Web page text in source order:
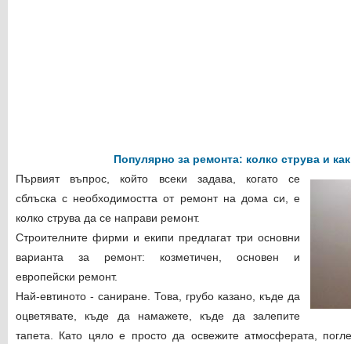
Популярно за ремонта: колко струва и
Първият въпрос, който всеки задава, когато се
сблъска с необходимостта от ремонт на дома си, е
колко струва да се направи ремонт.
Строителните фирми и екипи предлагат три основни
варианта за ремонт: козметичен, основен и
европейски ремонт.
Най-евтиното - саниране. Това, грубо казано, къде да
оцветявате, къде да намажете, къде да залепите
тапета. Като цяло е просто да освежите атмосферата,